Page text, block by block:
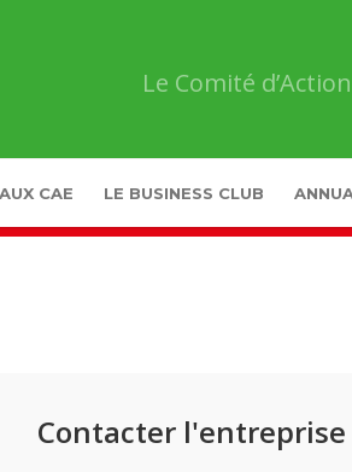
Le Comité
CAE LE BUSINESS CLUB
Contacter l'entreprise